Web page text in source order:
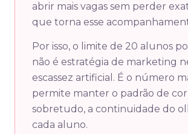
abrir mais vagas sem perder
que torna esse
Por isso, o limite de 20 alunos
não é estratégia de marketing
escassez artificial. É o número
permite manter o padrão de
sobretudo, a continuidade do
cada aluno.